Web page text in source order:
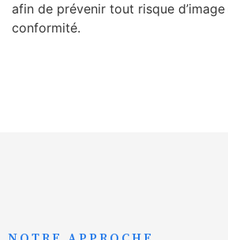
afin de prévenir tout risque
conformité.